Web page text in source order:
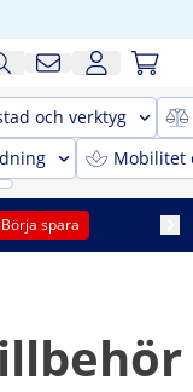
och verktyg
Mobilitet
Börja spara